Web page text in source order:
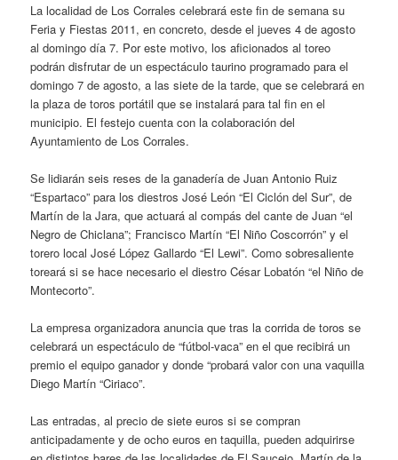
La localidad de Los Corrales celebrará este fin de semana su
Feria y Fiestas 2011, en concreto, desde el jueves 4 de agosto
al domingo día 7. Por este motivo, los aficionados al toreo
podrán disfrutar de un espectáculo taurino programado para el
domingo 7 de agosto, a las siete de la tarde, que se celebrará en
la plaza de toros portátil que se instalará para tal fin en el
municipio. El festejo cuenta con la colaboración del
Ayuntamiento de Los Corrales.
Se lidiarán seis reses de la ganadería de Juan Antonio Ruiz
“Espartaco” para los diestros José León “El Ciclón del Sur”, de
Martín de la Jara, que actuará al compás del cante de Juan “el
Negro de Chiclana”; Francisco Martín “El Niño Coscorrón” y el
torero local José López Gallardo “El Lewi”. Como sobresaliente
toreará si se hace necesario el diestro César Lobatón “el Niño de
Montecorto”.
La empresa organizadora anuncia que tras la corrida de toros se
celebrará un espectáculo de “fútbol-vaca” en el que recibirá un
premio el equipo ganador y donde “probará valor con una vaquilla
Diego Martín “Ciriaco”.
Las entradas, al precio de siete euros si se compran
anticipadamente y de ocho euros en taquilla, pueden adquirirse